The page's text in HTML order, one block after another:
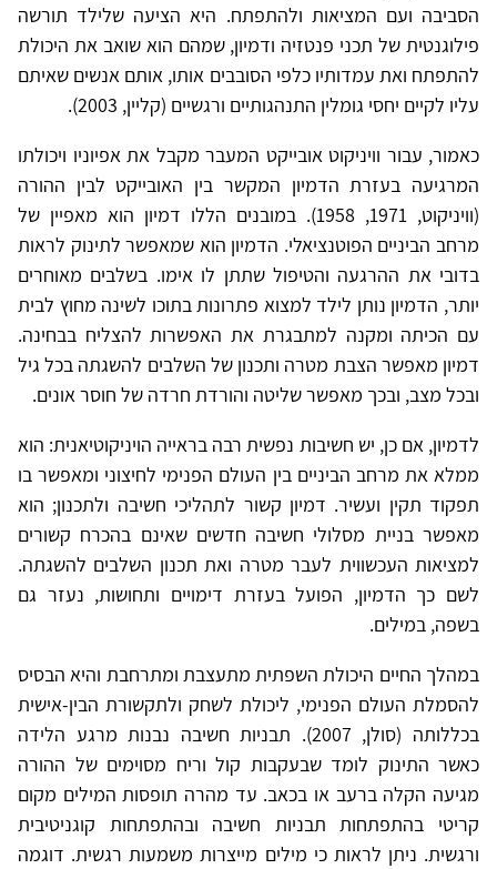
הסביבה ועם המציאות ולהתפתח. היא הציעה שלילד תורשה
פילוגנטית של תכני פנטזיה ודמיון, שמהם הוא שואב את היכולת
להתפתח ואת עמדותיו כלפי הסובבים אותו, אותם אנשים שאיתם
עליו לקיים יחסי גומלין התנהגותיים ורגשיים (קליין, 2003).
כאמור, עבור וויניקוט אובייקט המעבר מקבל את אפיוניו ויכולתו
המרגיעה בעזרת הדמיון המקשר בין האובייקט לבין ההורה
(וויניקוט, 1971, 1958). במובנים הללו דמיון הוא מאפיין של
מרחב הביניים הפוטנציאלי. הדמיון הוא שמאפשר לתינוק לראות
בדובי את ההרגעה והטיפול שתתן לו אימו. בשלבים מאוחרים
יותר, הדמיון נותן לילד למצוא פתרונות בתוכו לשינה מחוץ לבית
עם הכיתה ומקנה למתבגרת את האפשרות להצליח בבחינה.
דמיון מאפשר הצבת מטרה ותכנון של השלבים להשגתה בכל גיל
ובכל מצב, ובכך מאפשר שליטה והורדת חרדה של חוסר אונים.
לדמיון, אם כן, יש חשיבות נפשית רבה בראייה הויניקוטיאנית: הוא
ממלא את מרחב הביניים בין העולם הפנימי לחיצוני ומאפשר בו
תפקוד תקין ועשיר. דמיון קשור לתהליכי חשיבה ולתכנון; הוא
מאפשר בניית מסלולי חשיבה חדשים שאינם בהכרח קשורים
למציאות העכשווית לעבר מטרה ואת תכנון השלבים להשגתה.
לשם כך הדמיון, הפועל בעזרת דימויים ותחושות, נעזר גם
בשפה, במילים.
במהלך החיים היכולת השפתית מתעצבת ומתרחבת והיא הבסיס
להסמלת העולם הפנימי, ליכולת לשחק ולתקשורת הבין-אישית
בכללותה (סולן, 2007). תבניות חשיבה נבנות מרגע הלידה
כאשר התינוק לומד שבעקבות קול וריח מסוימים של ההורה
מגיעה הקלה ברעב או בכאב. עד מהרה תופסות המילים מקום
קריטי בהתפתחות תבניות חשיבה ובהתפתחות קוגניטיבית
ורגשית. ניתן לראות כי מילים מייצרות משמעות רגשית. דוגמה